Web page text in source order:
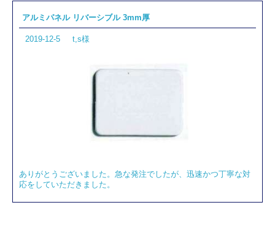
アルミパネル リバーシブル 3mm厚
2019-12-5 t,s様
ありがとうございました。急な発注でしたが、迅速かつ丁寧な対
応をしていただきました。